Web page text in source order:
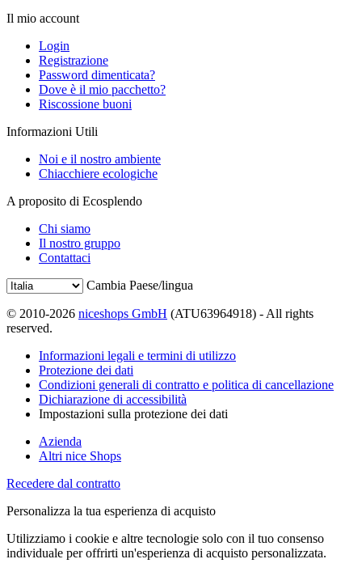
Il mio account
Login
Registrazione
Password dimenticata?
Dove è il mio pacchetto?
Riscossione buoni
Informazioni Utili
Noi e il nostro ambiente
Chiacchiere ecologiche
A proposito di Ecosplendo
Chi siamo
Il nostro gruppo
Contattaci
Cambia Paese/lingua
© 2010-2026 niceshops GmbH (ATU63964918) - All rights
reserved.
Informazioni legali e termini di utilizzo
Protezione dei dati
Condizioni generali di contratto e politica di cancellazione
Dichiarazione di accessibilità
Impostazioni sulla protezione dei dati
Azienda
Altri nice Shops
Recedere dal contratto
Personalizza la tua esperienza di acquisto
Utilizziamo i cookie e altre tecnologie solo con il tuo consenso
individuale per offrirti un'esperienza di acquisto personalizzata.